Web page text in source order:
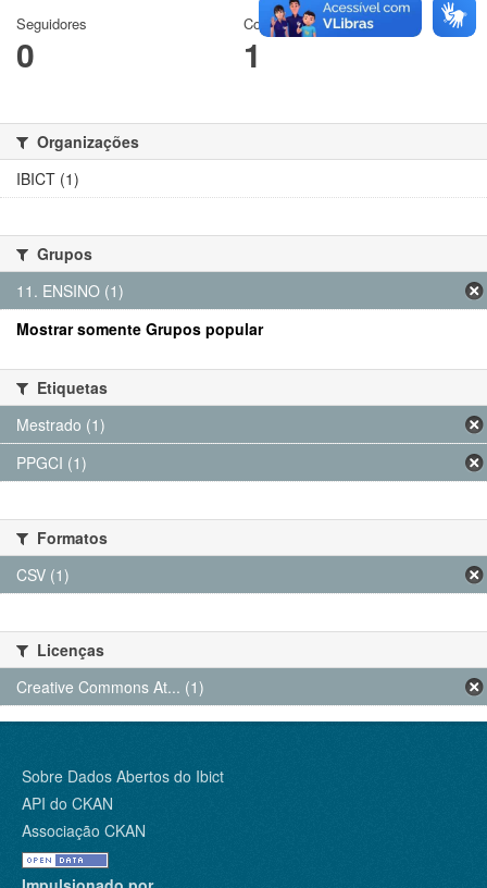
Seguidores
0
Conjuntos de dados
1
Organizações
IBICT (1)
Grupos
11. ENSINO (1)
Mostrar somente Grupos popular
Etiquetas
Mestrado (1)
PPGCI (1)
Formatos
CSV (1)
Licenças
Creative Commons At... (1)
Sobre Dados Abertos do Ibict
API do CKAN
Associação CKAN